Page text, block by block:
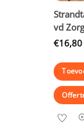
vd Zorg
€16,80